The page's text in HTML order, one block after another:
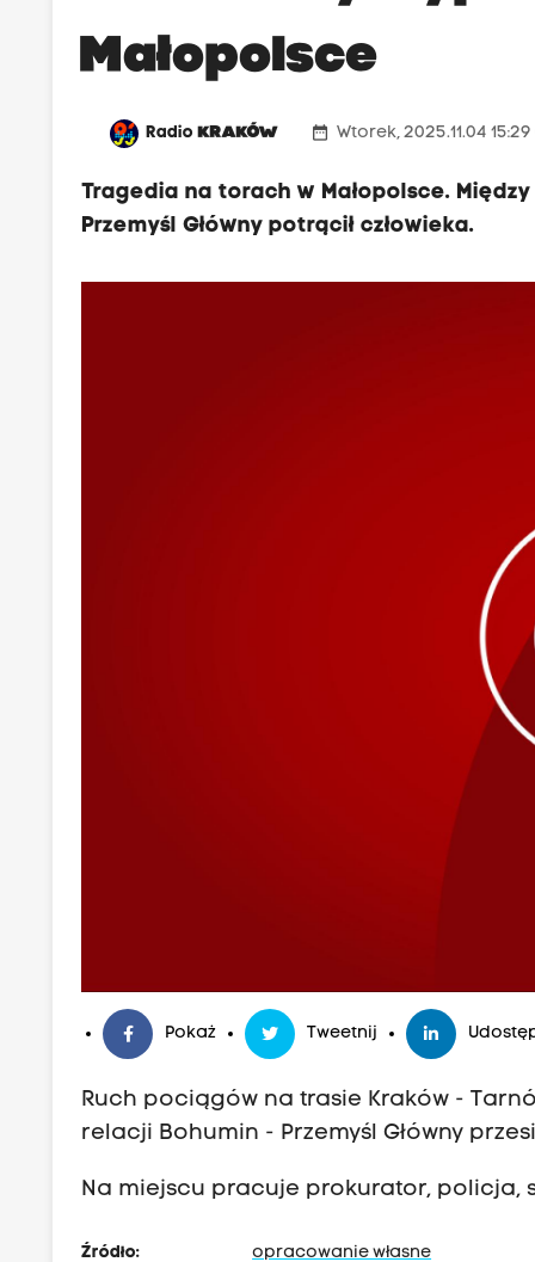
Małopolsce
RadioKRAKÓW date_range Wtorek, 2025.11.04 15:29
Tragedia na torach w Małopolsce.
Przemyśl Główny potrącił człowieka.
Pokaż Tweetnij
Ruch pociągów na trasie Kraków -
relacji Bohumin - Przemyśl Główny
Na miejscu pracuje prokurator, policja,
Źródło:
opracowanie własne